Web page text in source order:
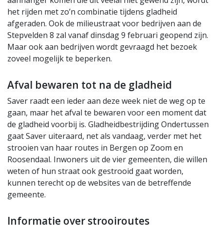
het rijden met zo’n combinatie tijdens gladheid
afgeraden. Ook de milieustraat voor bedrijven aan de
Stepvelden 8 zal vanaf dinsdag 9 februari geopend zijn.
Maar ook aan bedrijven wordt gevraagd het bezoek
zoveel mogelijk te beperken.
Afval bewaren tot na de gladheid
Saver raadt een ieder aan deze week niet de weg op te
gaan, maar het afval te bewaren voor een moment dat
de gladheid voorbij is. Gladheidbestrijding Ondertussen
gaat Saver uiteraard, net als vandaag, verder met het
strooien van haar routes in Bergen op Zoom en
Roosendaal. Inwoners uit de vier gemeenten, die willen
weten of hun straat ook gestrooid gaat worden,
kunnen terecht op de websites van de betreffende
gemeente.
Informatie over strooiroutes